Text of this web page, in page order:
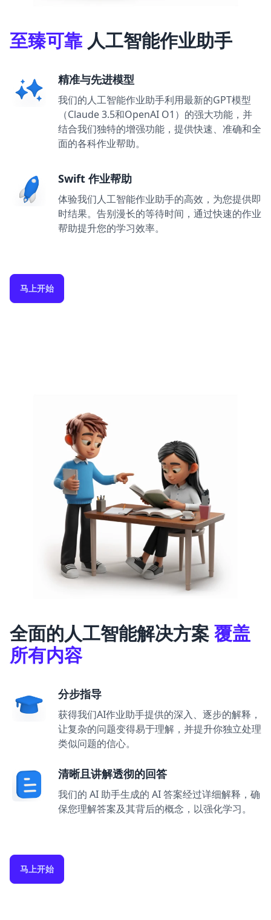
至臻可靠 人工智能作业助手
精准与先进模型
我们的人工智能作业助手利用最新的GPT模型
（Claude 3.5和OpenAI O1）的强大功能，并
结合我们独特的增强功能，提供快速、准确和全
面的各科作业帮助。
Swift 作业帮助
体验我们人工智能作业助手的高效，为您提供即
时结果。告别漫长的等待时间，通过快速的作业
帮助提升您的学习效率。
马上开始
全面的人工智能解决方案覆盖
所有内容
分步指导
获得我们AI作业助手提供的深入、逐步的解释，
让复杂的问题变得易于理解，并提升你独立处理
类似问题的信心。
清晰且讲解透彻的回答
我们的 AI 助手生成的 AI 答案经过详细解释，确
保您理解答案及其背后的概念，以强化学习。
马上开始